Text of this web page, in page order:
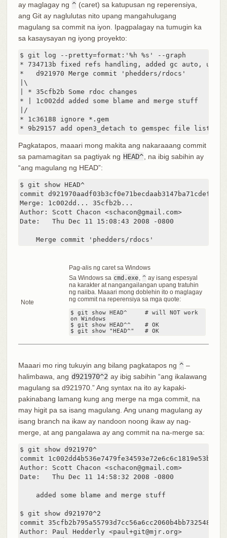
ay maglagay ng ^ (caret) sa katupusan ng reperensiya,
ang Git ay naglulutas nito upang mangahulugang
magulang sa commit na iyon. Ipagpalagay na tumugin ka
sa kasaysayan ng iyong proyekto:
$ git log --pretty=format:'%h %s' --graph
* 734713b fixed refs handling, added gc auto,
*   d921970 Merge commit 'phedders/rdocs'
|\
| * 35cfb2b Some rdoc changes
* | 1c002dd added some blame and merge stuff
|/
* 1c36188 ignore *.gem
* 9b29157 add open3_detach to gemspec file list
Pagkatapos, maaari mong makita ang nakaraaang commit
sa pamamagitan sa pagtiyak ng HEAD^ , na ibig sabihin ay
“ang magulang ng HEAD”:
$ git show HEAD^
commit d921970aadf03b3cf0e71becdaab3147ba71cdef
Merge: 1c002dd... 35cfb2b...
Author: Scott Chacon <schacon@gmail.com>
Date:   Thu Dec 11 15:08:43 2008 -0800
    Merge commit 'phedders/rdocs'
Note
Pag-alis ng caret sa Windows
Sa Windows sa cmd.exe, ^ ay isang espesyal
na karakter at nangangailangan upang tratuhin
ng naiiba. Maaari mong doblehin ito o maglagay
ng commit na reperensiya sa mga quote:
$ git show HEAD^     # will NOT work
on Windows
$ git show HEAD^^    # OK
$ git show "HEAD^"   # OK
Maaari mo ring tukuyin ang bilang pagkatapos ng ^ –
halimbawa, ang d921970^2 ay ibig sabihin “ang ikalawang
magulang sa d921970.” Ang syntax na ito ay kapaki-
pakinabang lamang kung ang merge na mga commit, na
may higit pa sa isang magulang. Ang unang magulang ay
isang branch na ikaw ay nandoon noong ikaw ay nag-
merge, at ang pangalawa ay ang commit na na-merge sa:
$ git show d921970^
commit 1c002dd4b536e7479fe34593e72e6c6c1819e53b
Author: Scott Chacon <schacon@gmail.com>
Date:   Thu Dec 11 14:58:32 2008 -0800
    added some blame and merge stuff
$ git show d921970^2
commit 35cfb2b795a55793d7cc56a6cc2060b4bb732548
Author: Paul Hedderly <paul+git@mjr.org>